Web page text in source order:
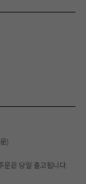
)
문은 당일 출고됩니다.